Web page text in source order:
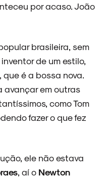
por acaso. João
brasileira, sem
de um estilo,
é a bossa nova.
avançar em outras
como Tom
fazer o que fez
ele não estava
, aí o Newton